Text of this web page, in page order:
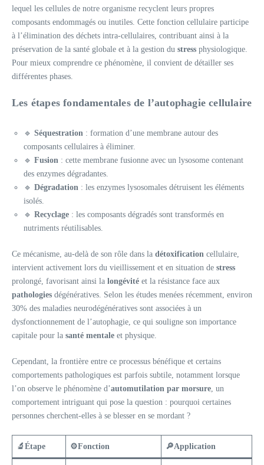
lequel les cellules de notre organisme recyclent leurs propres
composants endommagés ou inutiles. Cette fonction cellulaire participe
à l’élimination des déchets intra-cellulaires, contribuant ainsi à la
préservation de la santé globale et à la gestion du stress physiologique.
Pour mieux comprendre ce phénomène, il convient de détailler ses
différentes phases.
Les étapes fondamentales de l’autophagie cellulaire
🔹 Séquestration : formation d’une membrane autour des
composants cellulaires à éliminer.
🔹 Fusion : cette membrane fusionne avec un lysosome contenant
des enzymes dégradantes.
🔹 Dégradation : les enzymes lysosomales détruisent les éléments
isolés.
🔹 Recyclage : les composants dégradés sont transformés en
nutriments réutilisables.
Ce mécanisme, au-delà de son rôle dans la détoxification cellulaire,
intervient activement lors du vieillissement et en situation de stress
prolongé, favorisant ainsi la longévité et la résistance face aux
pathologies dégénératives. Selon les études menées récemment, environ
30% des maladies neurodégénératives sont associées à un
dysfonctionnement de l’autophagie, ce qui souligne son importance
capitale pour la santé mentale et physique.
Cependant, la frontière entre ce processus bénéfique et certains
comportements pathologiques est parfois subtile, notamment lorsque
l’on observe le phénomène d’automutilation par morsure, un
comportement intriguant qui pose la question : pourquoi certaines
personnes cherchent-elles à se blesser en se mordant ?
🔬 Étape ⚙️Fonction 🔎Application